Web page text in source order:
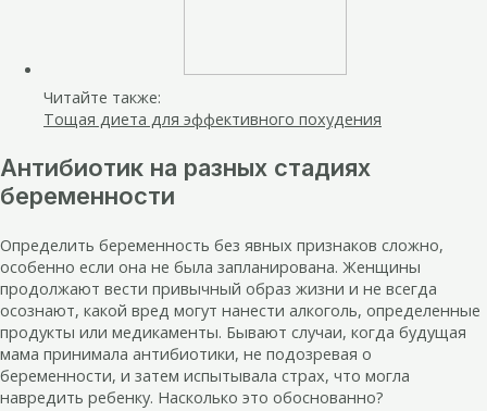
Читайте также:
Тощая диета для эффективного похудения
Антибиотик на разных стадиях
беременности
Определить беременность без явных признаков сложно,
особенно если она не была запланирована. Женщины
продолжают вести привычный образ жизни и не всегда
осознают, какой вред могут нанести алкоголь, определенные
продукты или медикаменты. Бывают случаи, когда будущая
мама принимала антибиотики, не подозревая о
беременности, и затем испытывала страх, что могла
навредить ребенку. Насколько это обоснованно?